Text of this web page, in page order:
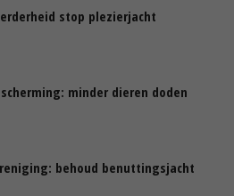
stop plezierjacht
minder dieren doden
behoud benuttingsjacht